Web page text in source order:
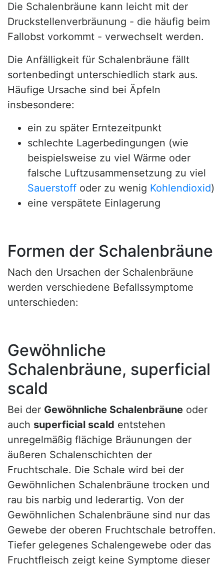
Die Schalenbräune kann leicht mit der
Druckstellenverbräunung - die häufig beim
Fallobst vorkommt - verwechselt werden.
Die Anfälligkeit für Schalenbräune fällt
sortenbedingt unterschiedlich stark aus.
Häufige Ursache sind bei Äpfeln
insbesondere:
ein zu später Erntezeitpunkt
schlechte Lagerbedingungen (wie
beispielsweise zu viel Wärme oder
falsche Luftzusammensetzung zu viel
Sauerstoff oder zu wenig Kohlendioxid)
eine verspätete Einlagerung
Formen der Schalenbräune
Nach den Ursachen der Schalenbräune
werden verschiedene Befallssymptome
unterschieden:
Gewöhnliche
Schalenbräune, superficial
scald
Bei der Gewöhnliche Schalenbräune oder
auch superficial scald entstehen
unregelmäßig flächige Bräunungen der
äußeren Schalenschichten der
Fruchtschale. Die Schale wird bei der
Gewöhnlichen Schalenbräune trocken und
rau bis narbig und lederartig. Von der
Gewöhnlichen Schalenbräune sind nur das
Gewebe der oberen Fruchtschale betroffen.
Tiefer gelegenes Schalengewebe oder das
Fruchtfleisch zeigt keine Symptome dieser